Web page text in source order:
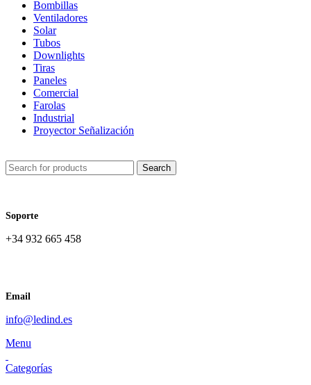
Bombillas
Ventiladores
Solar
Tubos
Downlights
Tiras
Paneles
Comercial
Farolas
Industrial
Proyector Señalización
Search
Soporte
+34 932 665 458‬
Email
info@ledind.es
Menu
Categorías